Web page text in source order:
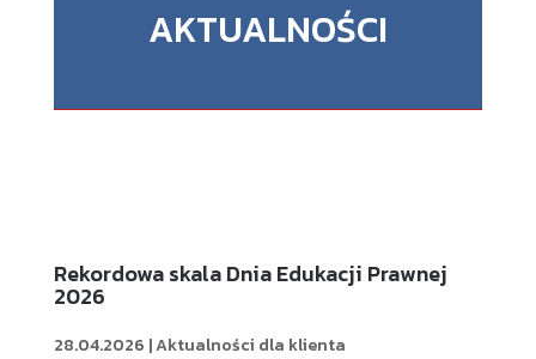
AKTUALNOŚCI
Rekordowa skala Dnia Edukacji Prawnej
2026
28.04.2026 |Aktualności dla klienta